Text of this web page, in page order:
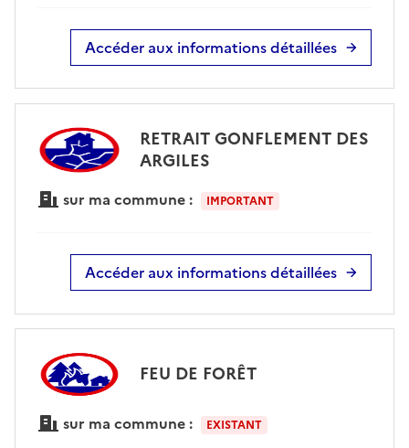
Accéder aux informations détaillées
RETRAIT GONFLEMENT DES
ARGILES
sur ma commune : IMPORTANT
Accéder aux informations détaillées
FEU DE FORÊT
sur ma commune : EXISTANT